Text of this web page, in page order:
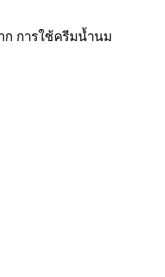
การใช้ครีมน้ำนม